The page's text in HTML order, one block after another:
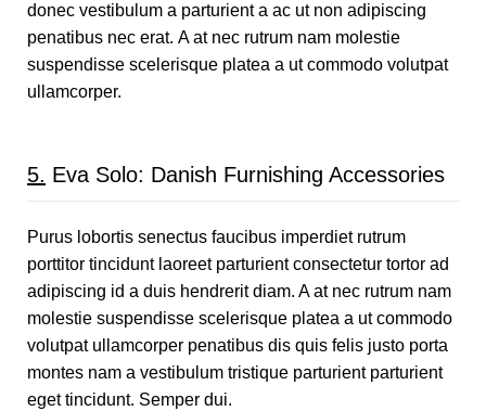
donec vestibulum a parturient a ac ut non adipiscing
penatibus nec erat. A at nec rutrum nam molestie
suspendisse scelerisque platea a ut commodo volutpat
ullamcorper.
5. Eva Solo: Danish Furnishing Accessories
Purus lobortis senectus faucibus imperdiet rutrum
porttitor tincidunt laoreet parturient consectetur tortor ad
adipiscing id a duis hendrerit diam. A at nec rutrum nam
molestie suspendisse scelerisque platea a ut commodo
volutpat ullamcorper penatibus dis quis felis justo porta
montes nam a vestibulum tristique parturient parturient
eget tincidunt. Semper dui.